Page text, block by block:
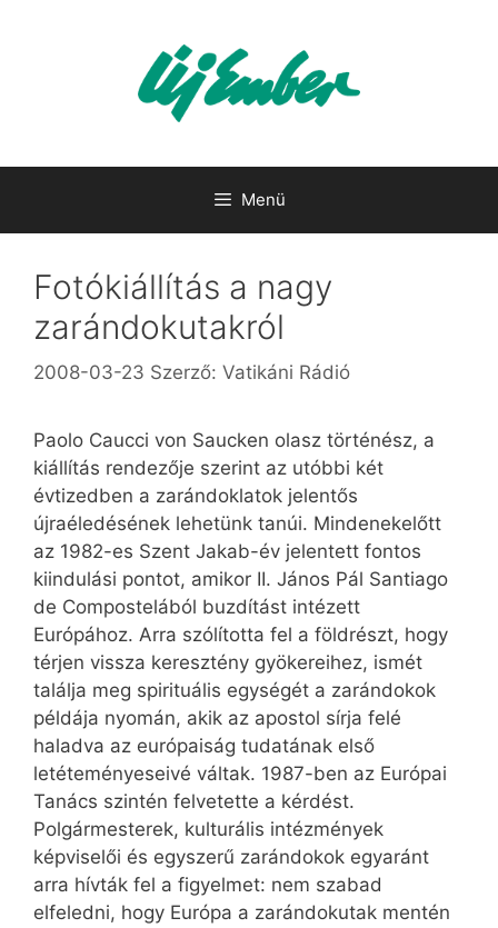
Menü
Fotókiállítás a nagy
zarándokutakról
2008-03-23 Szerző: Vatikáni Rádió
Paolo Caucci von Saucken olasz történész, a
kiállítás rendezője szerint az utóbbi két
évtizedben a zarándoklatok jelentős
újraéledésének lehetünk tanúi. Mindenekelőtt
az 1982-es Szent Jakab-év jelentett fontos
kiindulási pontot, amikor II. János Pál Santiago
de Compostelából buzdítást intézett
Európához. Arra szólította fel a földrészt, hogy
térjen vissza keresztény gyökereihez, ismét
találja meg spirituális egységét a zarándokok
példája nyomán, akik az apostol sírja felé
haladva az európaiság tudatának első
letéteményeseivé váltak. 1987-ben az Európai
Tanács szintén felvetette a kérdést.
Polgármesterek, kulturális intézmények
képviselői és egyszerű zarándokok egyaránt
arra hívták fel a figyelmet: nem szabad
elfeledni, hogy Európa a zarándokutak mentén